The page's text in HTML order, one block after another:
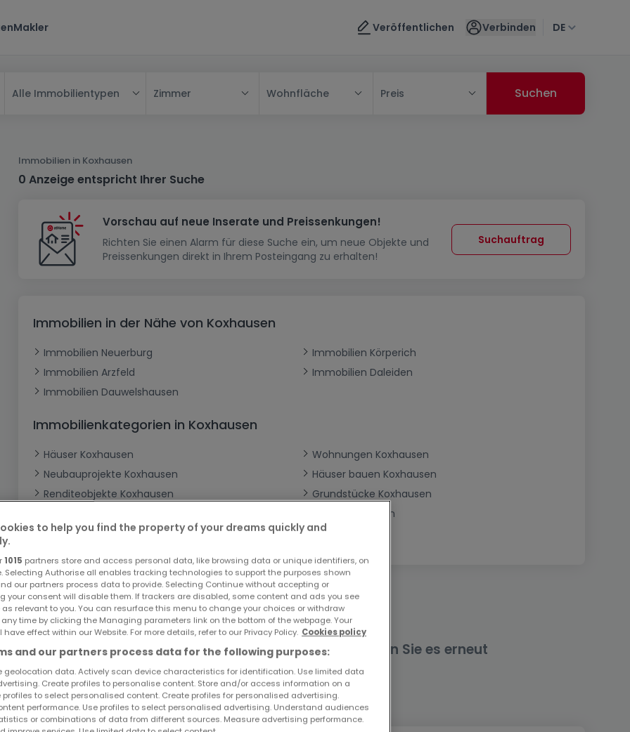
Makler Veröffentlichen Verbinden DE
Alle Immobilientypen
Haus
Reihenhaus
Doppelhaushälfte
Schloss
Hof
Bauernhaus
Landhaus
Bungalow
Ferienunterkunft
Wohnung
Schlafzimmer
1-Zimmer-Apartment
Dreigeschossige Wohnung
Loft
Dachgeschoss
Erdgeschoss
Wohnanlage
Wohnsiedlung
Haus bauen
Musterhaus
Renditeobjekt
Kein Bauland
Gewerbliches Grundstück
Garage - Parkplatz
Carport
Garage
Büro
Büro
Gewerbe
Ladenfläche
Geschäft
Restaurant
Lagerfläche
Landwirtschaftlicher Betrieb
Zimmer Wohnfläche Preis
Immobilien in Koxhausen
0 Anzeige entspricht Ihrer Suche
Vorschau auf neue Inserate und Preissenkungen!
Richten Sie einen Alarm für diese Suche ein, um neue Objekte und
Preissenkungen direkt in Ihrem Posteingang zu erhalten!
Suchauftrag
Immobilien in der Nähe von Koxhausen
Immobilien Neuerburg
Immobilien Körperich
Immobilien Arzfeld
Immobilien Daleiden
Immobilien Dauwelshausen
Immobilienkategorien in Koxhausen
Häuser Koxhausen
Wohnungen Koxhausen
Neubauprojekte Koxhausen
Häuser bauen Koxhausen
Renditeobjekte Koxhausen
Grundstücke Koxhausen
Büros Koxhausen
Gewerbe Koxhausen
Bitte ändern Sie Ihre Suche und versuchen Sie es erneut
to help you find the property of your dreams quickly and
1015 partners store and access personal data, like browsing data or unique identifiers, on
Selecting Authorise all enables tracking technologies to support the purposes shown
our partners process data to provide. Selecting Continue without accepting or
your consent will disable them. If trackers are disabled, some content and ads you see
as relevant to you. You can resurface this menu to change your choices or withdraw
time by clicking the Managing parameters link on the bottom of the webpage. Your
have effect within our Website. For more details, refer to our Privacy Policy. Cookies policy
and our partners process data for the following purposes:
geolocation data. Actively scan device characteristics for identification. Use limited data
Create profiles to personalise content. Store and/or access information on a
profiles to select personalised content. Create profiles for personalised advertising.
performance. Use profiles to select personalised advertising. Understand audiences
or combinations of data from different sources. Measure advertising performance.